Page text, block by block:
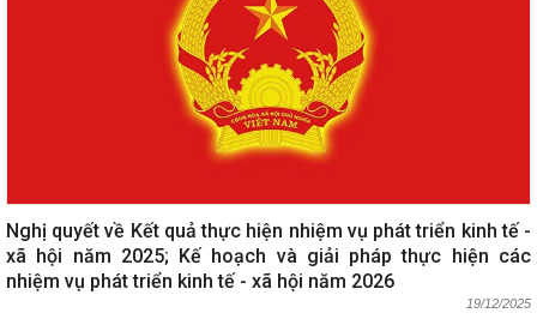
Nghị quyết về Kết quả thực hiện nhiệm vụ phát triển kinh tế -
xã hội năm 2025; Kế hoạch và giải pháp thực hiện các
nhiệm vụ phát triển kinh tế - xã hội năm 2026
19/12/2025